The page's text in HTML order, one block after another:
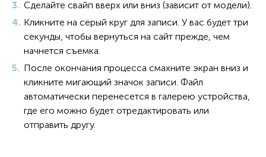
Сделайте свайп вверх или вниз (зависит от модели).
Кликните на серый круг для записи. У вас будет три
секунды, чтобы вернуться на сайт прежде, чем
начнется съемка.
После окончания процесса смахните экран вниз и
кликните мигающий значок записи. Файл
автоматически перенесется в галерею устройства,
где его можно будет отредактировать или
отправить другу.